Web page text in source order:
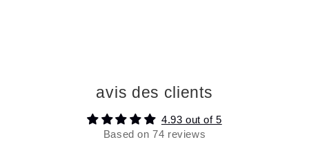
avis des clients
4.93 out of 5
Based on 74 reviews